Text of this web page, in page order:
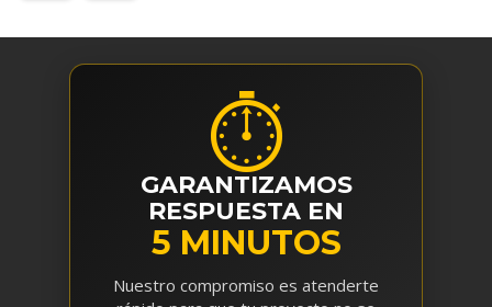
⏱
GARANTIZAMOS
RESPUESTA EN
5 MINUTOS
Nuestro compromiso es atenderte